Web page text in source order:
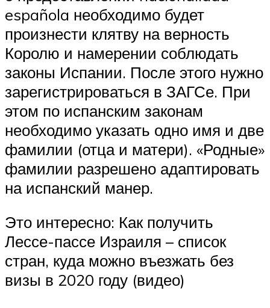
española необходимо будет
произнести клятву на верность
Королю и намерении соблюдать
законы Испании. После этого нужно
зарегистрироваться в ЗАГСе. При
этом по испанским законам
необходимо указать одно имя и две
фамилии (отца и матери). «Родные»
фамилии разрешено адаптировать
на испанский манер.
Это интересно: Как получить
Лессе-пассе Израиля – список
стран, куда можно въезжать без
визы в 2020 году (видео)